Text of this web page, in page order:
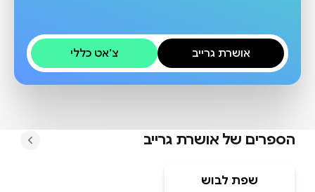
אושרת גרייב צ׳אט כללי
הספרים של אושרת גרייב
שפת לבוש